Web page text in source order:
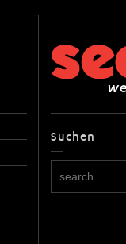
Suchen